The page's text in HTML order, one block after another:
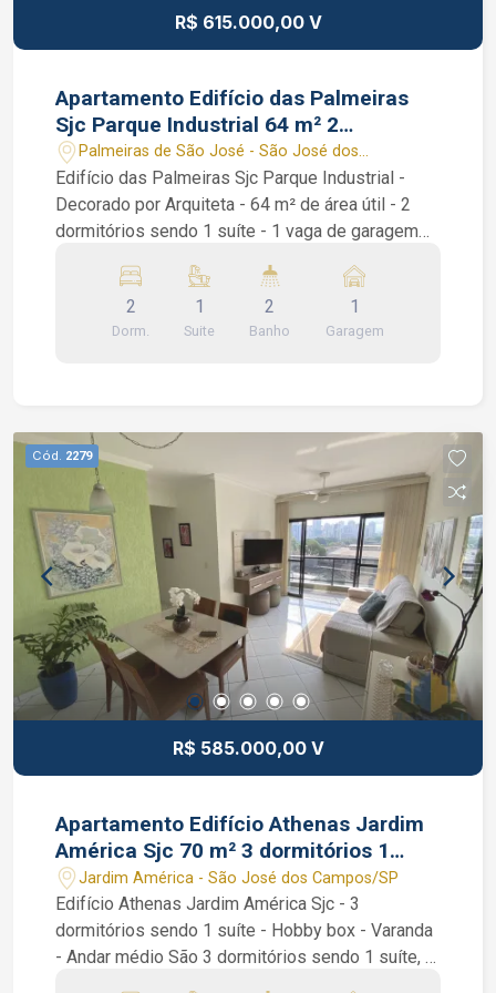
R$ 615.000,00 V
Apartamento Edifício das Palmeiras
Sjc Parque Industrial 64 m² 2
dormitórios 1 vaga
Palmeiras de São José - São José dos
Campos/SP
Edifício das Palmeiras Sjc Parque Industrial -
Decorado por Arquiteta - 64 m² de área útil - 2
dormitórios sendo 1 suíte - 1 vaga de garagem
2 dormitórios com armários planejados sendo 1
suíte com ar condicionado, piso vinílico, banheiro
social, sala de 2 ambientes com ar condicionado
serviço também com armários. Condomínio com
piscinas adulto e infantil, academia, salão de
festas adulto e infantil, salão de jogos, sauna,
quadra poliesportiva, brinquedoteca e playground.
Condomínio com 3 torres e portaria 24 horas.
Interessados falar com corretor de imóvel
Jocimar Lopes de CRECI 135.799 F (12) 98831-
9511 WhatsApp e Nextel (12) 98137-2979 Vivo
2
Dorm.
1
Suite
2
Banho
1
Garagem
Cód. 2279
R$ 585.000,00 V
Apartamento Edifício Athenas Jardim
América Sjc 70 m² 3 dormitórios 1
suíte
Jardim América - São José dos Campos/SP
Edifício Athenas Jardim América Sjc - 3
dormitórios sendo 1 suíte - Hobby box - Varanda
- Andar médio São 3 dormitórios sendo 1 suíte, 2